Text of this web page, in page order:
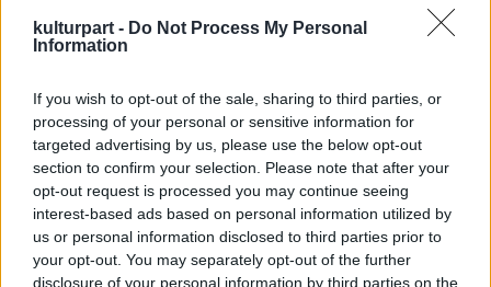
kulturpart - Do Not Process My Personal
Information
If you wish to opt-out of the sale, sharing to third parties, or
processing of your personal or sensitive information for
targeted advertising by us, please use the below opt-out
section to confirm your selection. Please note that after your
opt-out request is processed you may continue seeing
interest-based ads based on personal information utilized by
us or personal information disclosed to third parties prior to
your opt-out. You may separately opt-out of the further
disclosure of your personal information by third parties on the
A második paradoxon, hogy a kelet-európai
diktátorok között ő kapta a "balfácán"
többiek "ágyban, párnák között" végezték be
életüket.
A harmadik ellentmondás, hogy "tudtuk,
láttuk, hogy a történelem legnagyobb
gazemberéről van szó, mégis a
vasfüggönyön túl, a józan ész és a jóízlés
birodalmában a házaspárt kitüntető